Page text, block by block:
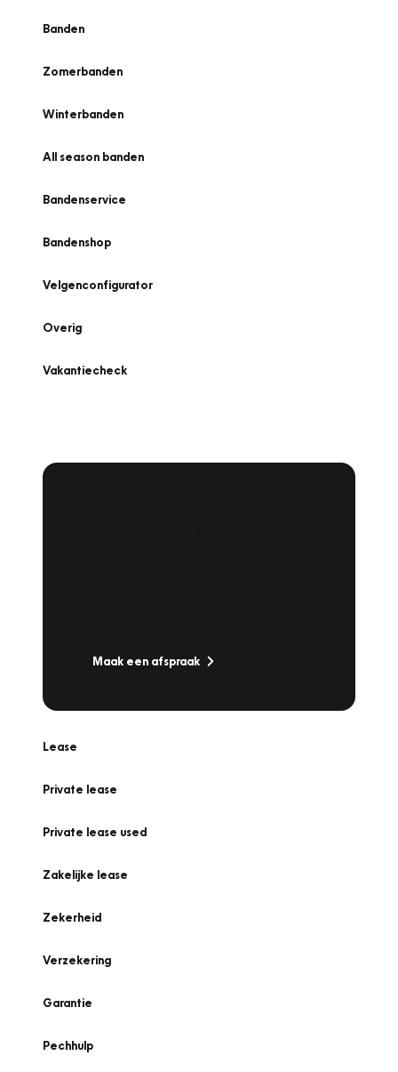
Banden
Zomerbanden
Winterbanden
All season banden
Bandenservice
Bandenshop
Velgenconfigurator
Overig
Vakantiecheck
Maak een afspraak
Lease
Private lease
Private lease used
Zakelijke lease
Zekerheid
Verzekering
Garantie
Pechhulp